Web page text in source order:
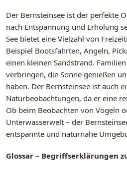
Der Bernsteinsee ist der perfekte
nach Entspannung und Erholung
See bietet eine Vielzahl von
Beispiel Bootsfahrten, Angeln,
einen kleinen Sandstrand.
verbringen, die Sonne genießen
haben. Der Bernsteinsee ist auch
Naturbeobachtungen, da er eine
Ob beim Beobachten von Vögeln
Unterwasserwelt – der
entspannte und naturnahe
Glossar – Begriffserklärungen